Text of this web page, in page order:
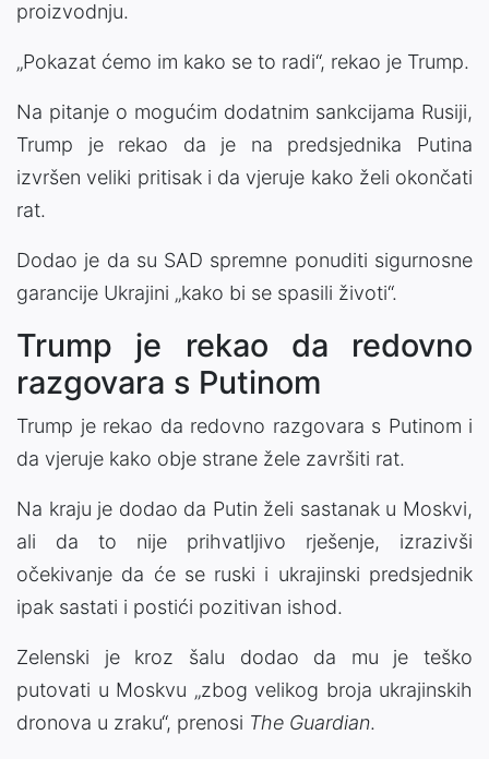
proizvodnju.
„Pokazat ćemo im kako se to radi“, rekao je Trump.
Na pitanje o mogućim dodatnim sankcijama Rusiji,
Trump je rekao da je na predsjednika Putina
izvršen veliki pritisak i da vjeruje kako želi okončati
rat.
Dodao je da su SAD spremne ponuditi sigurnosne
garancije Ukrajini „kako bi se spasili životi“.
Trump je rekao da redovno
razgovara s Putinom
Trump je rekao da redovno razgovara s Putinom i
da vjeruje kako obje strane žele završiti rat.
Na kraju je dodao da Putin želi sastanak u Moskvi,
ali da to nije prihvatljivo rješenje, izrazivši
očekivanje da će se ruski i ukrajinski predsjednik
ipak sastati i postići pozitivan ishod.
Zelenski je kroz šalu dodao da mu je teško
putovati u Moskvu „zbog velikog broja ukrajinskih
dronova u zraku“, prenosi The Guardian.